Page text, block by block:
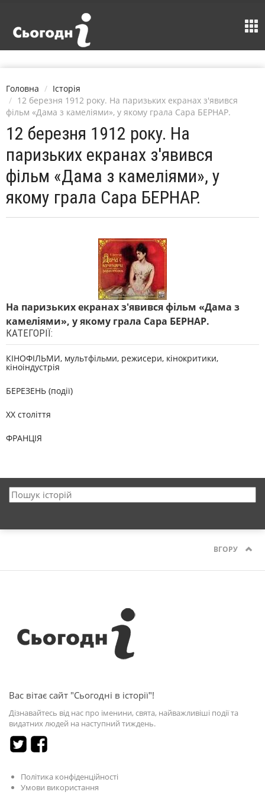
Головна
Історія
12 березня 1912 року. На паризьких екранах з'явився
фільм «Дама з камеліями», у якому грала Сара БЕРНАР.
12 березня 1912 року. На
паризьких екранах з'явився
фільм «Дама з камеліями», у
якому грала Сара БЕРНАР.
На паризьких екранах з'явився фільм «Дама з
камеліями», у якому грала Сара БЕРНАР.
КАТЕГОРІЇ:
КІНОФІЛЬМИ, мультфільми, режисери, кінокритики,
кіноіндустрія
БЕРЕЗЕНЬ (події)
XX століття
ФРАНЦІЯ
ВГОРУ
Вас вітає сайт "Сьогодні в історії"!
Дізнавайтесь від нас про іменини, свята, найважливіші події та
видатних людей на наступний тиждень.
Політика конфіденційності
Умови використання